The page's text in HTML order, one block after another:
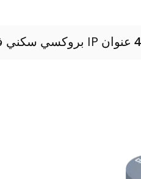
عنوان IP بروكسي سكني في ألمانيا